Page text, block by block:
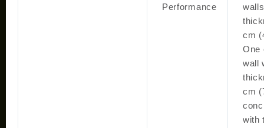
Performance
cm
One
wall
cm
with